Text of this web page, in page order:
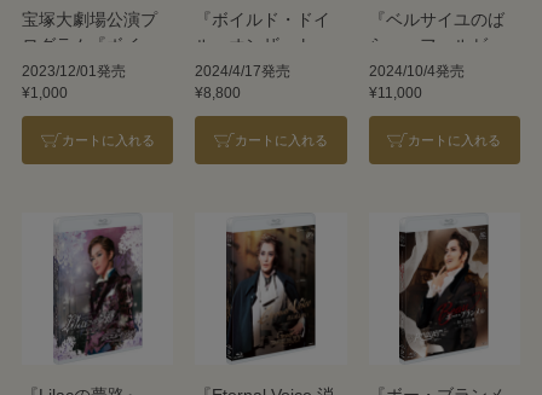
宝塚大劇場公演プ
ログラム『ボイル
ド・ドイル・オン
ザ・トイル・トレ
イル』『FROZEN
HOLIDAY』＜雪組
2023/12/01発売
¥1,000
カートに入れる
『ボイルド・ドイ
ル・オンザ・トイ
ル・トレイル』
『FROZEN
HOLIDAY』
2024/4/17発売
¥8,800
カートに入れる
『ベルサイユのば
ら』－フェルゼン
編－
2024/10/4発売
¥11,000
カートに入れる